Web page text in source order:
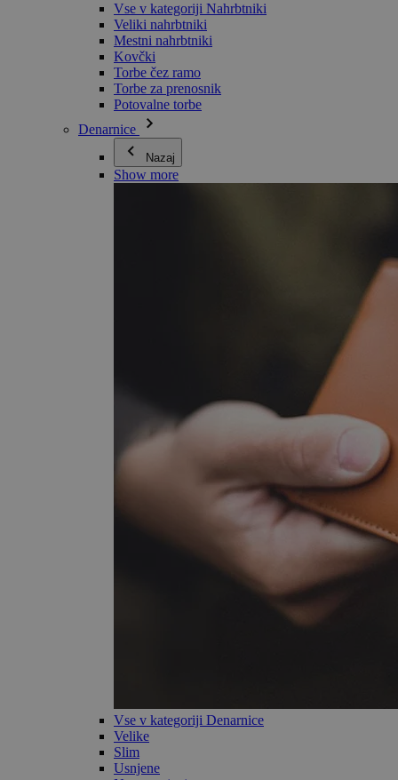
Vse v kategoriji Nahrbtniki
Veliki nahrbtniki
Mestni nahrbtniki
Kovčki
Torbe čez ramo
Torbe za prenosnik
Potovalne torbe
Denarnice
Nazaj
Show more
Vse v kategoriji Denarnice
Velike
Slim
Usnjene